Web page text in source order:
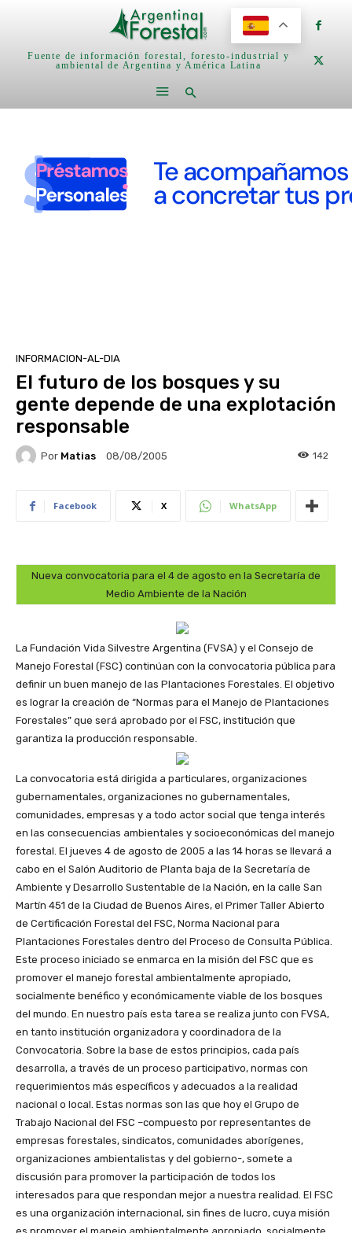
Fuente de información forestal, foresto-industrial y
ambiental de Argentina y América Latina
INFORMACION-AL-DIA
El futuro de los bosques y su
gente depende de una explotación
responsable
Por Matias 08/08/2005 142
Facebook X WhatsApp
Nueva convocatoria para el 4 de agosto en la Secretaría de
Medio Ambiente de la Nación
La Fundación Vida Silvestre Argentina (FVSA) y el Consejo de
Manejo Forestal (FSC) continúan con la convocatoria pública para
definir un buen manejo de las Plantaciones Forestales. El objetivo
es lograr la creación de “Normas para el Manejo de Plantaciones
Forestales” que será aprobado por el FSC, institución que
garantiza la producción responsable.
La convocatoria está dirigida a particulares, organizaciones
gubernamentales, organizaciones no gubernamentales,
comunidades, empresas y a todo actor social que tenga interés
en las consecuencias ambientales y socioeconómicas del manejo
forestal. El jueves 4 de agosto de 2005 a las 14 horas se llevará a
cabo en el Salón Auditorio de Planta baja de la Secretaría de
Ambiente y Desarrollo Sustentable de la Nación, en la calle San
Martín 451 de la Ciudad de Buenos Aires, el Primer Taller Abierto
de Certificación Forestal del FSC, Norma Nacional para
Plantaciones Forestales dentro del Proceso de Consulta Pública.
Este proceso iniciado se enmarca en la misión del FSC que es
promover el manejo forestal ambientalmente apropiado,
socialmente benéfico y económicamente viable de los bosques
del mundo. En nuestro país esta tarea se realiza junto con FVSA,
en tanto institución organizadora y coordinadora de la
Convocatoria. Sobre la base de estos principios, cada país
desarrolla, a través de un proceso participativo, normas con
requerimientos más específicos y adecuados a la realidad
nacional o local. Estas normas son las que hoy el Grupo de
Trabajo Nacional del FSC –compuesto por representantes de
empresas forestales, sindicatos, comunidades aborígenes,
organizaciones ambientalistas y del gobierno-, somete a
discusión para promover la participación de todos los
interesados para que respondan mejor a nuestra realidad. El FSC
es una organización internacional, sin fines de lucro, cuya misión